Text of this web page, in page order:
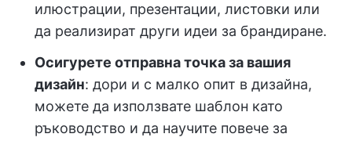
илюстрации, презентации, листовки или
да реализират други идеи за брандиране.
Осигурете отправна точка за вашия
дизайн: дори и с малко опит в дизайна,
можете да използвате шаблон като
ръководство и да научите повече за